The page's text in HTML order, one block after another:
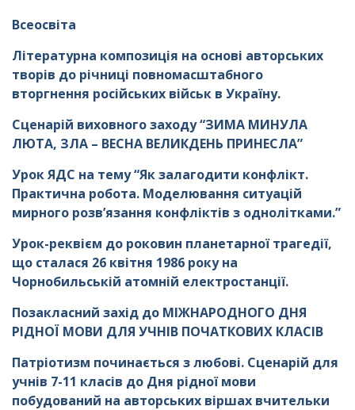
Всеосвіта
Літературна композиція на основі авторських
творів до річниці повномасштабного
вторгнення російських військ в Україну.
Сценарій виховного заходу “ЗИМА МИНУЛА
ЛЮТА, ЗЛА – ВЕСНА ВЕЛИКДЕНЬ ПРИНЕСЛА”
Урок ЯДС на тему “Як залагодити конфлікт.
Практична робота. Моделювання ситуацій
мирного розв’язання конфліктів з однолітками.”
Урок-реквієм до роковин планетарної трагедії,
що сталася 26 квітня 1986 року на
Чорнобильській атомній електростанції.
Позакласний захід до МІЖНАРОДНОГО ДНЯ
РІДНОЇ МОВИ ДЛЯ УЧНІВ ПОЧАТКОВИХ КЛАСІВ
Патріотизм починається з любові. Сценарій для
учнів 7-11 класів до Дня рідної мови
побудований на авторських віршах вчительки